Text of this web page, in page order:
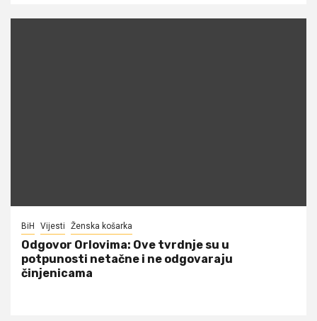
BiH Vijesti Ženska košarka
Odgovor Orlovima: ​Ove tvrdnje su u
potpunosti netačne i ne odgovaraju
činjenicama